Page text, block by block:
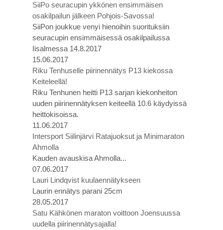
SiiPo seuracupin ykkönen ensimmäisen
osakilpailun jälkeen Pohjois-Savossa!
SiiPon joukkue venyi hienoihin suorituksiin
seuracupin ensimmäisessä osakilpailussa
Iisalmessa 14.8.2017
15.06.2017
Riku Tenhuselle piirinennätys P13 kiekossa
Keiteleellä!
Riku Tenhunen heitti P13 sarjan kiekonheiton
uuden piirinennätyksen keiteellä 10.6 käydyissä
heittokisoissa.
11.06.2017
Intersport Siilinjärvi Ratajuoksut ja Minimaraton
Ahmolla
Kauden avauskisa Ahmolla...
07.06.2017
Lauri Lindqvist kuulaennätykseen
Laurin ennätys parani 25cm
28.05.2017
Satu Kähkönen maraton voittoon Joensuussa
uudella piirinennätysajalla!